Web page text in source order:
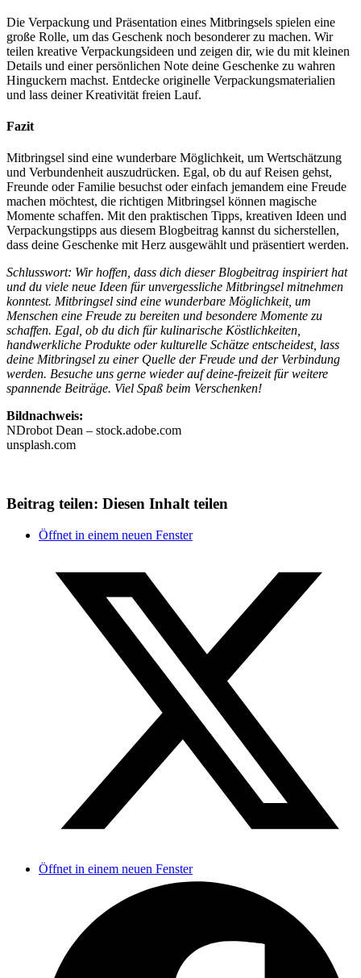
Die Verpackung und Präsentation eines Mitbringsels spielen eine
große Rolle, um das Geschenk noch besonderer zu machen. Wir
teilen kreative Verpackungsideen und zeigen dir, wie du mit kleinen
Details und einer persönlichen Note deine Geschenke zu wahren
Hinguckern machst. Entdecke originelle Verpackungsmaterialien
und lass deiner Kreativität freien Lauf.
Fazit
Mitbringsel sind eine wunderbare Möglichkeit, um Wertschätzung
und Verbundenheit auszudrücken. Egal, ob du auf Reisen gehst,
Freunde oder Familie besuchst oder einfach jemandem eine Freude
machen möchtest, die richtigen Mitbringsel können magische
Momente schaffen. Mit den praktischen Tipps, kreativen Ideen und
Verpackungstipps aus diesem Blogbeitrag kannst du sicherstellen,
dass deine Geschenke mit Herz ausgewählt und präsentiert werden.
Schlusswort: Wir hoffen, dass dich dieser Blogbeitrag inspiriert hat
und du viele neue Ideen für unvergessliche Mitbringsel mitnehmen
konntest. Mitbringsel sind eine wunderbare Möglichkeit, um
Menschen eine Freude zu bereiten und besondere Momente zu
schaffen. Egal, ob du dich für kulinarische Köstlichkeiten,
handwerkliche Produkte oder kulturelle Schätze entscheidest, lass
deine Mitbringsel zu einer Quelle der Freude und der Verbindung
werden. Besuche uns gerne wieder auf deine-freizeit für weitere
spannende Beiträge. Viel Spaß beim Verschenken!
Bildnachweis:
NDrobot Dean – stock.adobe.com
unsplash.com
Beitrag teilen: Diesen Inhalt teilen
Öffnet in einem neuen Fenster
Öffnet in einem neuen Fenster